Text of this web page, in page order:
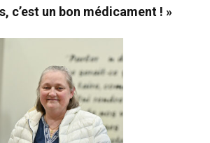
c’est un bon médicament ! »